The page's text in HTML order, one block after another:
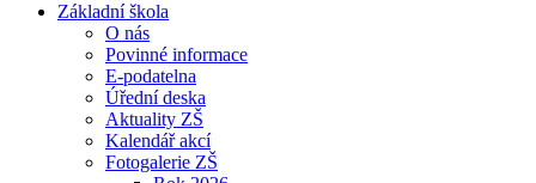
Základní škola
O nás
Povinné informace
E-podatelna
Úřední deska
Aktuality ZŠ
Kalendář akcí
Fotogalerie ZŠ